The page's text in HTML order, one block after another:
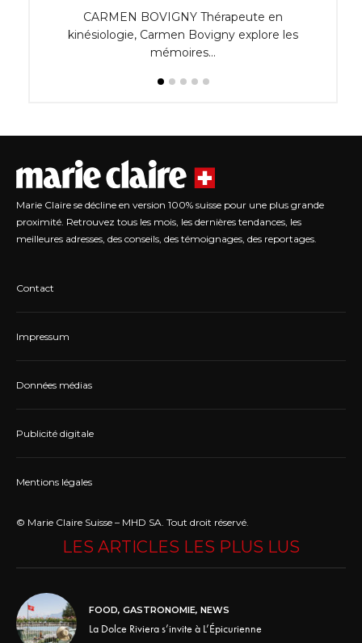
CARMEN BOVIGNY Thérapeute en
kinésiologie, Carmen Bovigny explore les
mémoires…
Marie Claire se décline en version 100% suisse pour une plus grande
proximité. Retrouvez tous les mois, les dernières tendances, les
meilleures adresses, des conseils, des témoignages, des reportages.
Contact
Impressum
Données médias
Publicité digitale
Mentions légales
© Marie Claire Suisse – MHD SA. Tout droit réservé.
LES ARTICLES LES PLUS LUS
FOOD, GASTRONOMIE, NEWS
La Dolce Riviera s’invite à L’Épicurienne